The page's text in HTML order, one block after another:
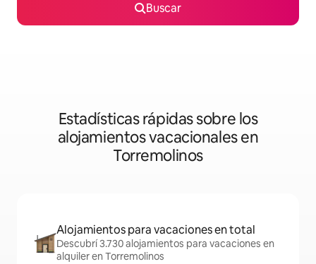
Buscar
Estadísticas rápidas sobre los
alojamientos vacacionales en
Torremolinos
Alojamientos para vacaciones en total
Descubrí 3.730 alojamientos para vacaciones en
alquiler en Torremolinos